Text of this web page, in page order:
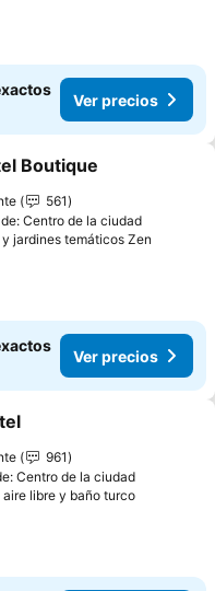
Ver precios
a favoritos
Boutique
561
Centro de la ciudad
jardines temáticos Zen
Ver precios
a favoritos
961
Centro de la ciudad
aire libre y baño turco